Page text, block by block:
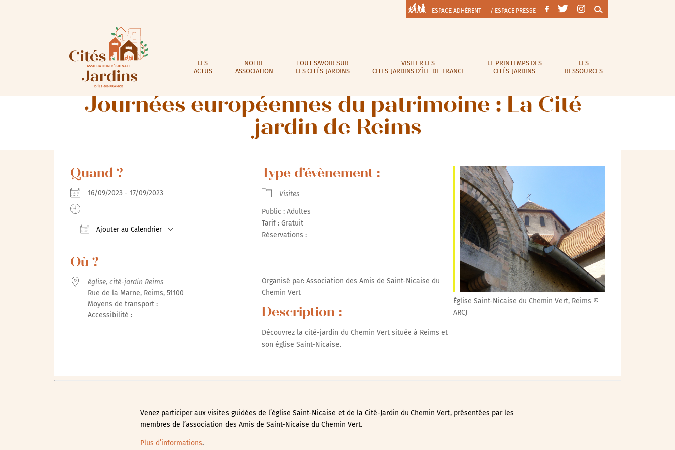
ESPACE ADHÉRENT / ESPACE PRESSE
LES
ACTUS
NOTRE
ASSOCIATION
TOUT SAVOIR SUR
LES CITÉS-JARDINS
VISITER LES
CITES-JARDINS D’ÎLE-DE-FRANCE
LE PRINTEMPS DES
CITÉS-JARDINS
LES
RESSOURCES
Journées européennes du patrimoine : La Cité-
jardin de Reims
Église Saint-Nicaise du Chemin Vert, Reims ©
ARCJ
Quand ?
16/09/2023 - 17/09/2023
Ajouter au Calendrier
Outlook Live
Où ?
église, cité-jardin Reims
Rue de la Marne, Reims, 51100
Moyens de transport :
Accessibilité :
Type d’évènement :
Visites
Public : Adultes
Tarif : Gratuit
Réservations :
Organisé par: Association des Amis de Saint-Nicaise du
Chemin Vert
Description :
Découvrez la cité-jardin du Chemin Vert située à Reims et
son église Saint-Nicaise.
Venez participer aux visites guidées de l’église Saint-Nicaise et de la Cité-Jardin du Chemin Vert, présentées par les
membres de l’association des Amis de Saint-Nicaise du Chemin Vert.
Plus d’informations.